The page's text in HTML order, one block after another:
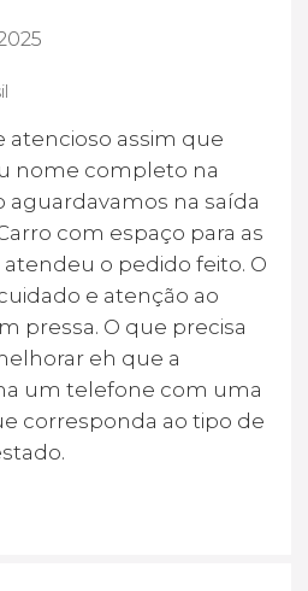
atencioso assim que
nome completo na
na saída
com espaço para as
o pedido feito. O
e atenção ao
pressa. O que precisa
eh que a
um telefone com uma
corresponda ao tipo de